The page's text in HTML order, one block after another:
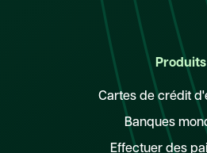
Produits
Cartes de crédit
Banques
Effectuer des